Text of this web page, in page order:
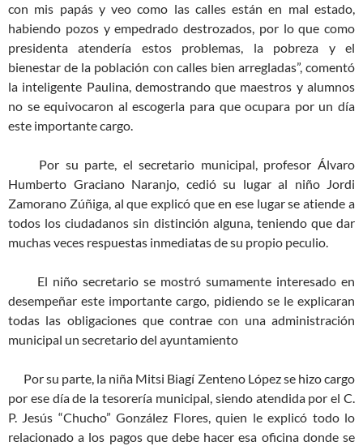
con mis papás y veo como las calles están en mal estado,
habiendo pozos y empedrado destrozados, por lo que como
presidenta atendería estos problemas, la pobreza y el
bienestar de la población con calles bien arregladas”, comentó
la inteligente Paulina, demostrando que maestros y alumnos
no se equivocaron al escogerla para que ocupara por un día
este importante cargo.
Por su parte, el secretario municipal, profesor Álvaro
Humberto Graciano Naranjo, cedió su lugar al niño Jordi
Zamorano Zúñiga, al que explicó que en ese lugar se atiende a
todos los ciudadanos sin distinción alguna, teniendo que dar
muchas veces respuestas inmediatas de su propio peculio.
El niño secretario se mostró sumamente interesado en
desempeñar este importante cargo, pidiendo se le explicaran
todas las obligaciones que contrae con una administración
municipal un secretario del ayuntamiento
Por su parte, la niña Mitsi Biagí Zenteno López se hizo cargo
por ese día de la tesorería municipal, siendo atendida por el C.
P. Jesús “Chucho” González Flores, quien le explicó todo lo
relacionado a los pagos que debe hacer esa oficina donde se